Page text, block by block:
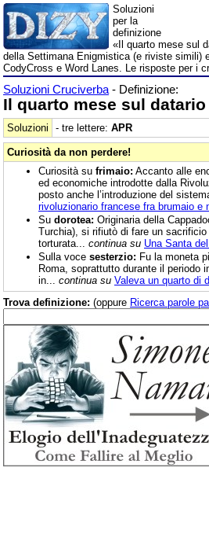
Soluzioni
per la
definizione
«Il quarto mese sul
della Settimana Enigmistica (e riviste simili)
CodyCross e Word Lanes. Le risposte per i
Soluzioni Cruciverba - Definizione:
Il quarto mese sul datario
Soluzioni - tre lettere: APR
Curiosità da non perdere!
Curiosità su frimaio: Accanto alle
ed economiche introdotte dalla
posto anche l’introduzione del
rivoluzionario francese fra brumaio e
Su dorotea: Originaria della
Turchia), si rifiutò di fare un
torturata... continua su Una Santa
Sulla voce sesterzio: Fu la moneta
Roma, soprattutto durante il periodo
in... continua su Valeva un quarto di
Trova definizione: (oppure Ricerca parole